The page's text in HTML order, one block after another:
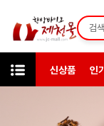
신상품 인